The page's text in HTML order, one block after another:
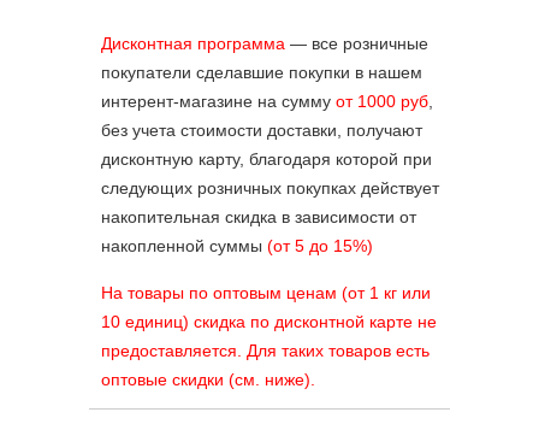
Дисконтная программа — все розничные
покупатели сделавшие покупки в нашем
интерент-магазине на сумму от 1000 руб
без учета стоимости доставки, получают
дисконтную карту, благодаря которой при
следующих розничных покупках действует
накопительная скидка в зависимости от
накопленной суммы (от 5 до 15%)
На товары по оптовым ценам (от 1 кг или
10 единиц) скидка по дисконтной карте не
предоставляется. Для таких товаров есть
оптовые скидки (см. ниже).